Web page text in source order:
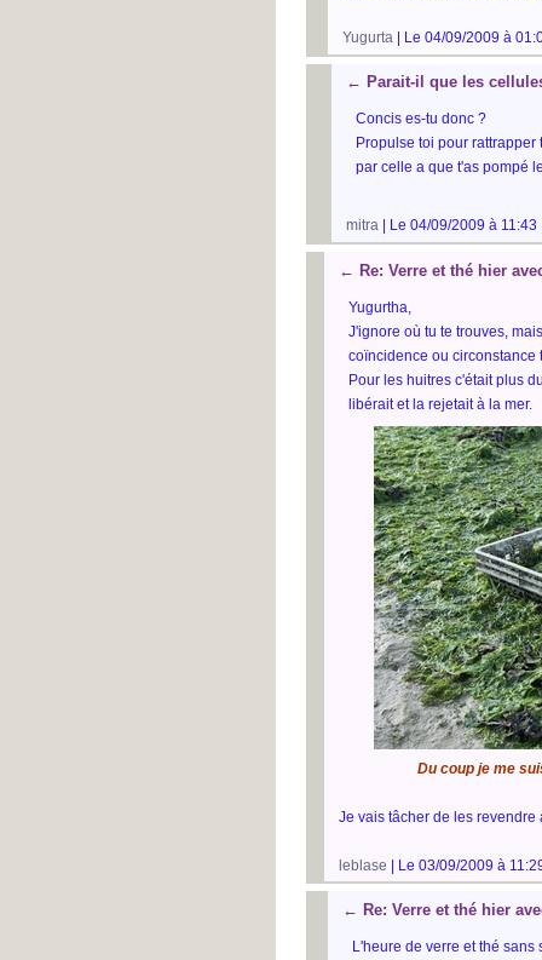
Yugurta | Le 04/09/2009 à
← Parait-il que les
Concis es-tu donc ?
Propulse toi pour
par celle a que t'as pompé
mitra | Le 04/09/2009 à
← Re: Verre et thé hier
Yugurtha,
J'ignore où tu te trouves,
coïncidence ou circonstance
Pour les huitres c'était plus
libérait et la rejetait à la mer.
Du coup je me
Je vais tâcher de les revendre
leblase | Le 03/09/2009 à
← Re: Verre et thé hier
L'heure de verre et thé